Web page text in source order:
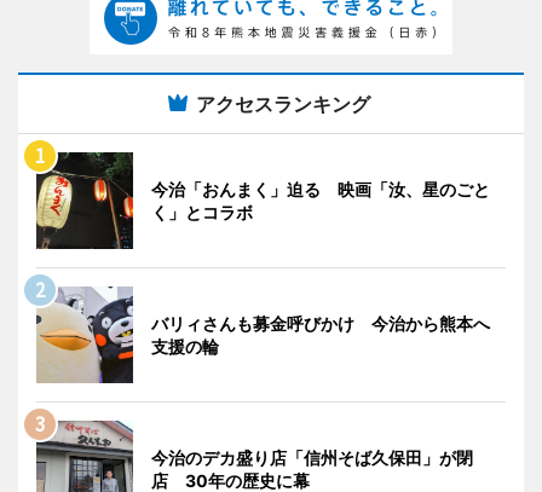
アクセスランキング
今治「おんまく」迫る 映画「汝、星のごと
く」とコラボ
バリィさんも募金呼びかけ 今治から熊本へ
支援の輪
今治のデカ盛り店「信州そば久保田」が閉
店 30年の歴史に幕